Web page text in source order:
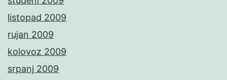
listopad 2009
rujan 2009
kolovoz 2009
srpanj 2009